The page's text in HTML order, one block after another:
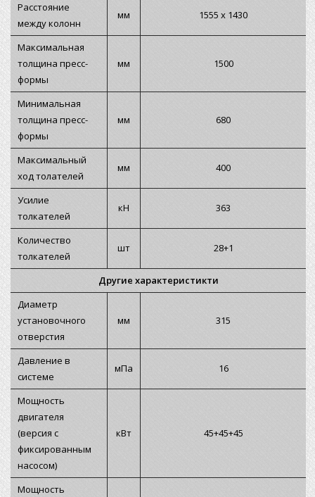
Расстояние
между колонн
мм 1555 х 1430
Максимальная
толщина пресс-
формы
мм 1500
Минимальная
толщина пресс-
формы
мм 680
Максимальный
ход толателей
мм 400
Усилие
толкателей
кН 363
Количество
толкателей
шт 28+1
Другие характеристикти
Диаметр
установочного
отверстия
мм 315
Давление в
системе
мПа 16
Мощность
двигателя
(версия с
фиксированным
насосом)
кВт 45+45+45
Мощность